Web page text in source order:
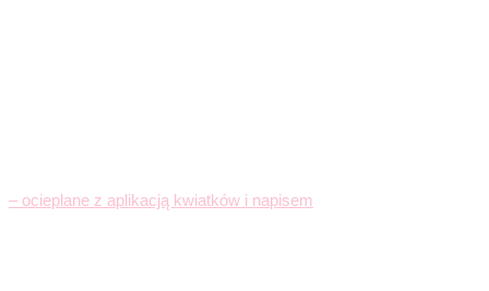
– ocieplane z aplikacją kwiatków i napisem